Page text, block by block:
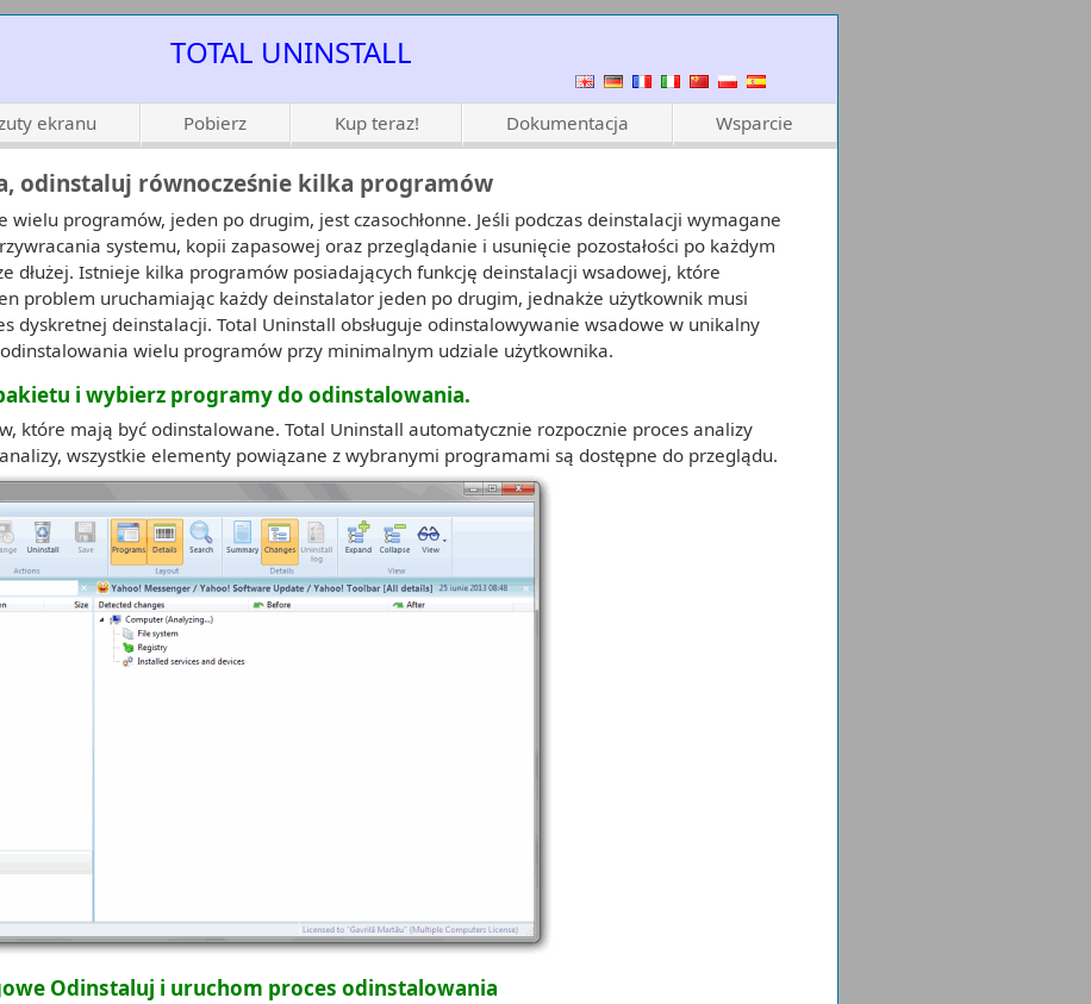
TOTAL UNINSTALL
ekranu Pobierz Kup teraz! Dokumentacja Wsparcie
odinstaluj równocześnie kilka programów
wielu programów, jeden po drugim, jest czasochłonne. Jeśli podczas deinstalacji wymagane
systemu, kopii zapasowej oraz przeglądanie i usunięcie pozostałości po każdym
dłużej. Istnieje kilka programów posiadających funkcję deinstalacji wsadowej, które
problem uruchamiając każdy deinstalator jeden po drugim, jednakże użytkownik musi
dyskretnej deinstalacji. Total Uninstall obsługuje odinstalowywanie wsadowe w unikalny
wielu programów przy minimalnym udziale użytkownika.
i wybierz programy do odinstalowania.
które mają być odinstalowane. Total Uninstall automatycznie rozpocznie proces analizy
wszystkie elementy powiązane z wybranymi programami są dostępne do przeglądu.
Odinstaluj i uruchom proces odinstalowania